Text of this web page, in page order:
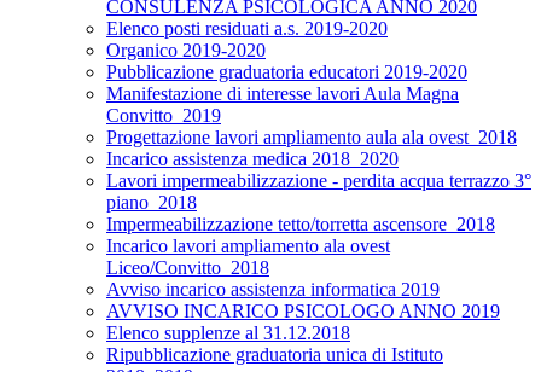
CONSULENZA PSICOLOGICA ANNO 2020
Elenco posti residuati a.s. 2019-2020
Organico 2019-2020
Pubblicazione graduatoria educatori 2019-2020
Manifestazione di interesse lavori Aula Magna
Convitto_2019
Progettazione lavori ampliamento aula ala ovest_2018
Incarico assistenza medica 2018_2020
Lavori impermeabilizzazione - perdita acqua terrazzo 3°
piano_2018
Impermeabilizzazione tetto/torretta ascensore_2018
Incarico lavori ampliamento ala ovest
Liceo/Convitto_2018
Avviso incarico assistenza informatica 2019
AVVISO INCARICO PSICOLOGO ANNO 2019
Elenco supplenze al 31.12.2018
Ripubblicazione graduatoria unica di Istituto